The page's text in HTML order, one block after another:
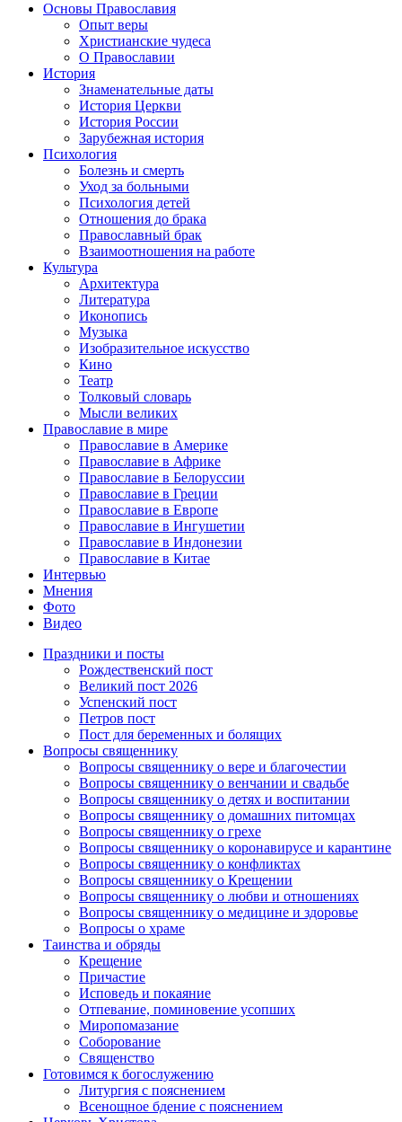
Основы Православия
Опыт веры
Христианские чудеса
О Православии
История
Знаменательные даты
История Церкви
История России
Зарубежная история
Психология
Болезнь и смерть
Уход за больными
Психология детей
Отношения до брака
Православный брак
Взаимоотношения на работе
Культура
Архитектура
Литература
Иконопись
Музыка
Изобразительное искусство
Кино
Театр
Толковый словарь
Мысли великих
Православие в мире
Православие в Америке
Православие в Африке
Православие в Белоруссии
Православие в Греции
Православие в Европе
Православие в Ингушетии
Православие в Индонезии
Православие в Китае
Интервью
Мнения
Фото
Видео
Праздники и посты
Рождественский пост
Великий пост 2026
Успенский пост
Петров пост
Пост для беременных и болящих
Вопросы священнику
Вопросы священнику о вере и благочестии
Вопросы священнику о венчании и свадьбе
Вопросы священнику о детях и воспитании
Вопросы священнику о домашних питомцах
Вопросы священнику о грехе
Вопросы священнику о коронавирусе и карантине
Вопросы священнику о конфликтах
Вопросы священнику о Крещении
Вопросы священнику о любви и отношениях
Вопросы священнику о медицине и здоровье
Вопросы о храме
Таинства и обряды
Крещение
Причастие
Исповедь и покаяние
Отпевание, поминовение усопших
Миропомазание
Соборование
Священство
Готовимся к богослужению
Литургия с пояснением
Всенощное бдение с пояснением